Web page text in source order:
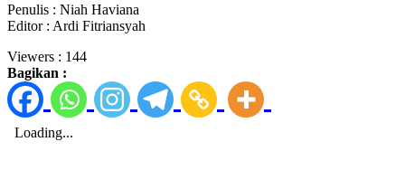
Penulis : Niah Haviana
Editor : Ardi Fitriansyah
Viewers : 144
Bagikan :